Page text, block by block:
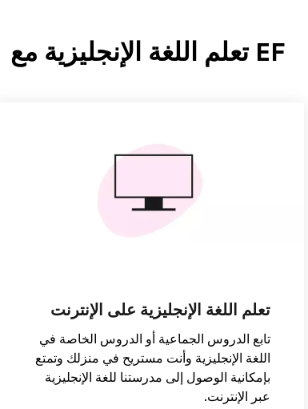
EF تعلم اللغة الإنجليزية مع
تعلم اللغة الإنجليزية على الإنترنت
تابع الدروس الجماعية أو الدروس الخاصة في
اللغة الإنجليزية وأنت مستريح في منزلك وتمتع
بإمكانية الوصول إلى مدرستنا للغة الإنجليزية
عبر الإنترنت.